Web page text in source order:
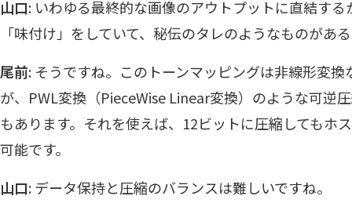
山口: いわゆる最終的な画像のアウトプットに直結す
「味付け」をしていて、秘伝のタレのようなものがあ
尾前: そうですね。このトーンマッピングは非線形変
が、PWL変換（PieceWise Linear変換）のような可逆
もあります。それを使えば、12ビットに圧縮してもホ
可能です。
山口: データ保持と圧縮のバランスは難しいですね。